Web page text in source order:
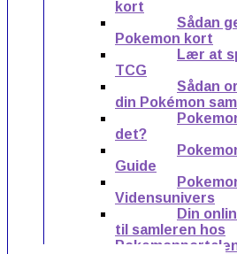
kort
Sådan
Pokemon kort
Lær at
TCG
Sådan
din Pokémon
det?
Guide
Vidensunivers
Din
til samleren hos